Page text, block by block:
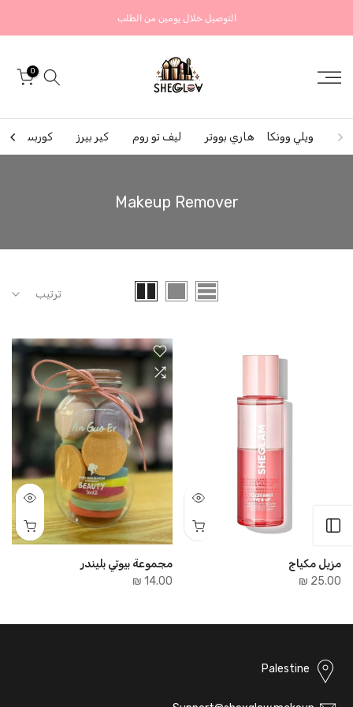
إلى
التوصيل خلال يومين من الطلب
0
ويلي وونكا هاري بووتر ليف تو روم كير بيرز كوربس
Makeup Remover
فتح الشريط الجانبي
ترتيب
مزيل مكياج
25.00 ₪
مجموعة بيوتي بليندر
14.00 ₪
Palestine